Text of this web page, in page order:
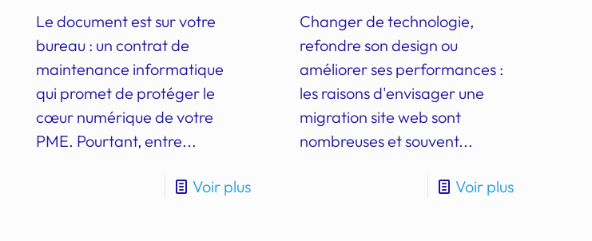
Le document est sur votre
bureau : un contrat de
maintenance informatique
qui promet de protéger le
cœur numérique de votre
PME. Pourtant, entre...
Voir plus
Changer de technologie,
refondre son design ou
améliorer ses performances :
les raisons d'envisager une
migration site web sont
nombreuses et souvent...
Voir plus